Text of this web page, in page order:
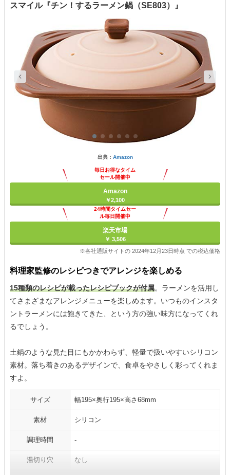
スマイル『チン！するラーメン鍋（SE803）』
出典： Amazon
毎日お得なタイム
セール開催中
Amazon
￥2,100
24時間タイムセー
ル毎日開催中
楽天市場
￥ 3,506
※各社通販サイトの 2024年12月23日時点 での税込価格
料理家監修のレシピつきでアレンジを楽しめる
15種類のレシピが載ったレシピブックが付属。ラーメンを活用し
てさまざまなアレンジメニューを楽しめます。いつものインスタ
ントラーメンには飽きてきた、という方の強い味方になってくれ
るでしょう。
土鍋のような見た目にもかかわらず、軽量で扱いやすいシリコン
素材。落ち着きのあるデザインで、食卓をやさしく彩ってくれま
すよ。
サイズ 幅195×奥行195×高さ68mm
素材 シリコン
調理時間 -
湯切り穴 なし